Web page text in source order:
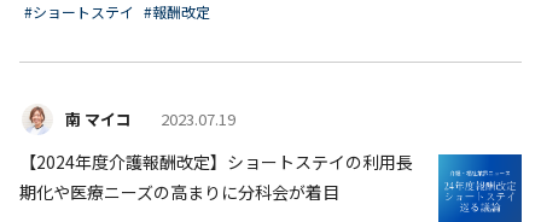
#ショートステイ #報酬改定
南 マイコ 2023.07.19
【2024年度介護報酬改定】ショートステイの利用長
期化や医療ニーズの高まりに分科会が着目